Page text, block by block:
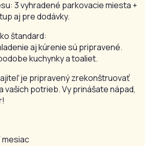
3 vyhradené parkovacie miesta +
aj pre dodávky.
štandard:
aj kúrenie sú pripravené.
kuchynky a toaliet.
je pripravený zrekonštruovať
potrieb. Vy prinášate nápad,
mesiac